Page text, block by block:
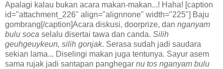
Apalagi kalau bukan acara makan-makan...! Haha! [caption
id="attachment_226" align="alignnone" width="225"] Baju
gombrang[/caption]Acara diskusi, doorprize, dan nganyam
bulu soca selalu disertai tawa dan canda. Silih
geuhgeuykeun, silih gonjak. Serasa sudah jadi saudara
sekian lama... Diselingi makan juga tentunya. Sayur asem
sama rujak jadi santapan panghegar nu tos nganyam bulu